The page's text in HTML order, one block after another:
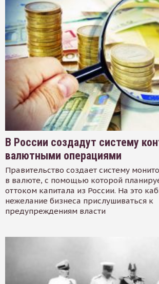
В России создадут систему
валютными операциями
Правительство создает систему
в валюте, с помощью которой
оттоком капитала из России. На это
нежелание бизнеса прислушиваться к
предупреждениям власти